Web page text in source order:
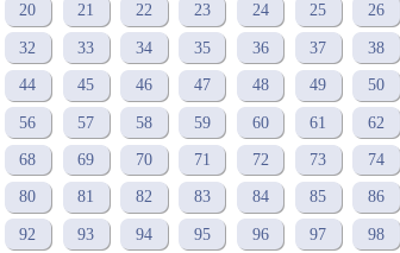
20 21 22 23 24 25 26
32 33 34 35 36 37 38
44 45 46 47 48 49 50
56 57 58 59 60 61 62
68 69 70 71 72 73 74
80 81 82 83 84 85 86
92 93 94 95 96 97 98